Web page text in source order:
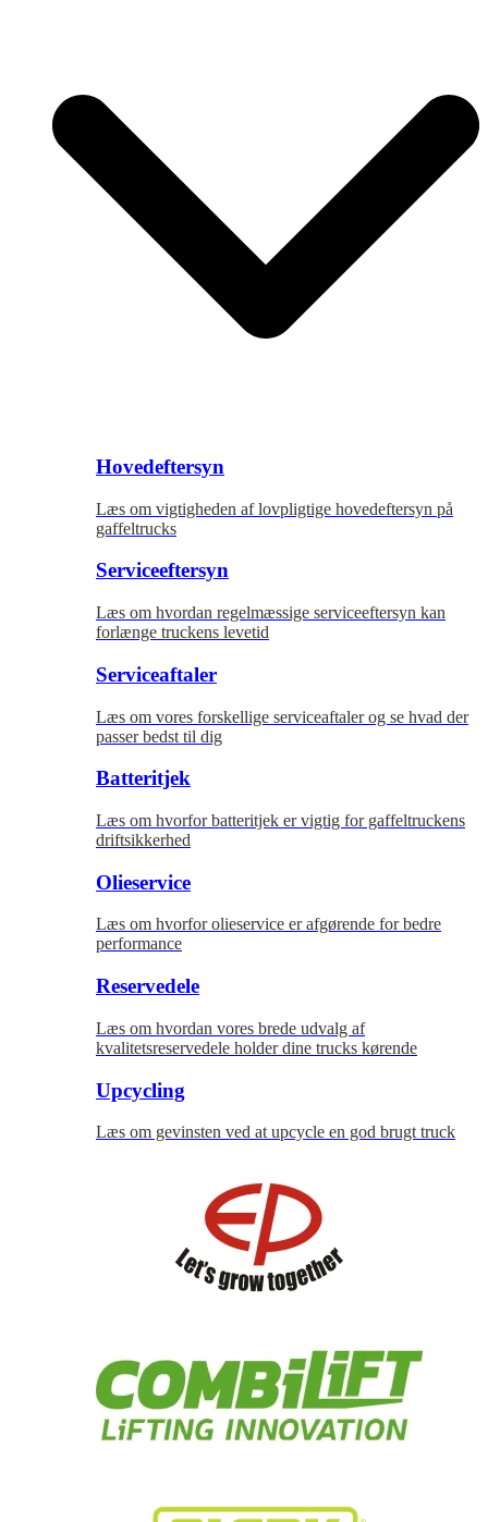
Hovedeftersyn
Læs om vigtigheden af lovpligtige hovedeftersyn på
gaffeltrucks
Serviceeftersyn
Læs om hvordan regelmæssige serviceeftersyn kan
forlænge truckens levetid
Serviceaftaler
Læs om vores forskellige serviceaftaler og se hvad der
passer bedst til dig
Batteritjek
Læs om hvorfor batteritjek er vigtig for gaffeltruckens
driftsikkerhed
Olieservice
Læs om hvorfor olieservice er afgørende for bedre
performance
Reservedele
Læs om hvordan vores brede udvalg af
kvalitetsreservedele holder dine trucks kørende
Upcycling
Læs om gevinsten ved at upcycle en god brugt truck